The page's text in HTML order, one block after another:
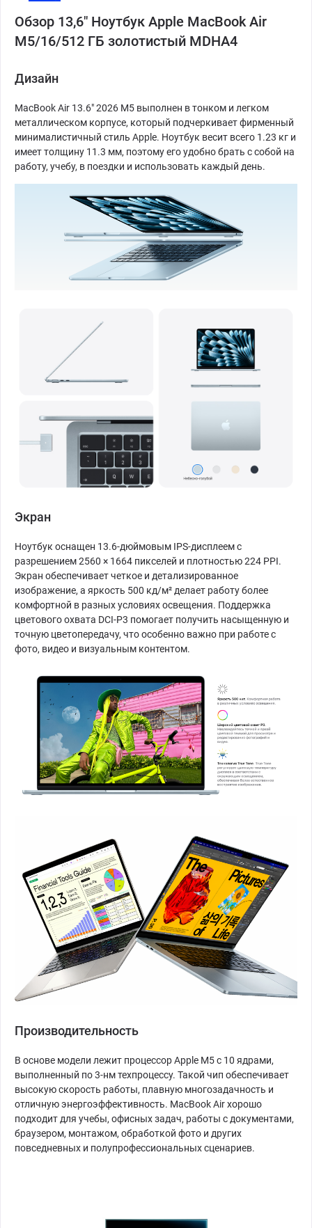
Обзор 13,6" Ноутбук Apple MacBook Air
M5/16/512 ГБ золотистый MDHA4
Дизайн
MacBook Air 13.6" 2026 M5 выполнен в тонком и легком
металлическом корпусе, который подчеркивает фирменный
минималистичный стиль Apple. Ноутбук весит всего 1.23 кг и
имеет толщину 11.3 мм, поэтому его удобно брать с собой на
работу, учебу, в поездки и использовать каждый день.
Экран
Ноутбук оснащен 13.6-дюймовым IPS-дисплеем с
разрешением 2560 × 1664 пикселей и плотностью 224 PPI.
Экран обеспечивает четкое и детализированное
изображение, а яркость 500 кд/м² делает работу более
комфортной в разных условиях освещения. Поддержка
цветового охвата DCI-P3 помогает получить насыщенную и
точную цветопередачу, что особенно важно при работе с
фото, видео и визуальным контентом.
Производительность
В основе модели лежит процессор Apple M5 с 10 ядрами,
выполненный по 3-нм техпроцессу. Такой чип обеспечивает
высокую скорость работы, плавную многозадачность и
отличную энергоэффективность. MacBook Air хорошо
подходит для учебы, офисных задач, работы с документами,
браузером, монтажом, обработкой фото и других
повседневных и полупрофессиональных сценариев.